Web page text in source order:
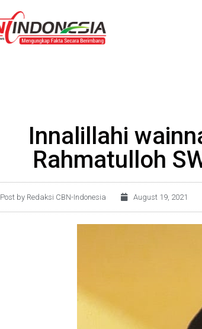
Innalillahi
Rahmatulloh
Post by Redaksi CBN-Indonesia August 19, 2021